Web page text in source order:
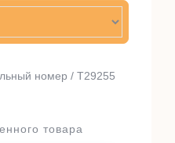
номер / T29255
товара